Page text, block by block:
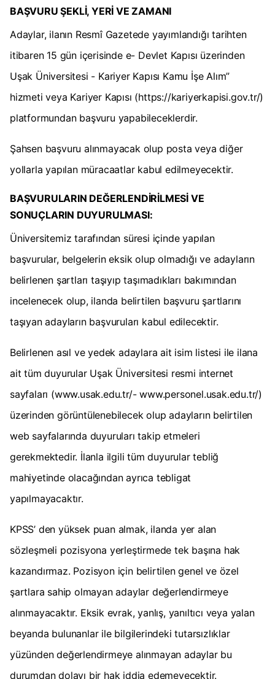
BAŞVURU ŞEKLİ, YERİ VE ZAMANI
Adaylar, ilanın Resmî Gazetede yayımlandığı tarihten
itibaren 15 gün içerisinde e- Devlet Kapısı üzerinden
Uşak Üniversitesi - Kariyer Kapısı Kamu İşe Alım”
hizmeti veya Kariyer Kapısı (https://kariyerkapisi.gov.tr/)
platformundan başvuru yapabileceklerdir.
Şahsen başvuru alınmayacak olup posta veya diğer
yollarla yapılan müracaatlar kabul edilmeyecektir.
BAŞVURULARIN DEĞERLENDİRİLMESİ VE
SONUÇLARIN DUYURULMASI:
Üniversitemiz tarafından süresi içinde yapılan
başvurular, belgelerin eksik olup olmadığı ve adayların
belirlenen şartları taşıyıp taşımadıkları bakımından
incelenecek olup, ilanda belirtilen başvuru şartlarını
taşıyan adayların başvuruları kabul edilecektir.
Belirlenen asıl ve yedek adaylara ait isim listesi ile ilana
ait tüm duyurular Uşak Üniversitesi resmi internet
sayfaları (www.usak.edu.tr/- www.personel.usak.edu.tr/)
üzerinden görüntülenebilecek olup adayların belirtilen
web sayfalarında duyuruları takip etmeleri
gerekmektedir. İlanla ilgili tüm duyurular tebliğ
mahiyetinde olacağından ayrıca tebligat
yapılmayacaktır.
KPSS’ den yüksek puan almak, ilanda yer alan
sözleşmeli pozisyona yerleştirmede tek başına hak
kazandırmaz. Pozisyon için belirtilen genel ve özel
şartlara sahip olmayan adaylar değerlendirmeye
alınmayacaktır. Eksik evrak, yanlış, yanıltıcı veya yalan
beyanda bulunanlar ile bilgilerindeki tutarsızlıklar
yüzünden değerlendirmeye alınmayan adaylar bu
durumdan dolayı bir hak iddia edemeyecektir.